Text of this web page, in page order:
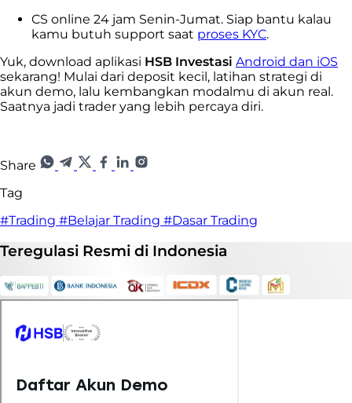
CS online 24 jam Senin-Jumat. Siap bantu kalau
kamu butuh support saat proses KYC.
Yuk, download aplikasi HSB Investasi Android dan iOS
sekarang! Mulai dari deposit kecil, latihan strategi di
akun demo, lalu kembangkan modalmu di akun real.
Saatnya jadi trader yang lebih percaya diri.
Share
Tag
#Trading #Belajar Trading #Dasar Trading
Teregulasi Resmi di Indonesia